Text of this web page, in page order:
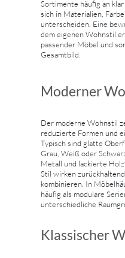
Sortimente häufig an
sich in Materialien,
unterscheiden. Eine
dem eigenen Wohnstil
passender Möbel und
Gesamtbild.
Moderner
Der moderne Wohnstil
reduzierte Formen und
Typisch sind glatte
Grau, Weiß oder
Metall und lackierte
Stil wirken
kombinieren. In
häufig als modulare
unterschiedliche
Klassischer